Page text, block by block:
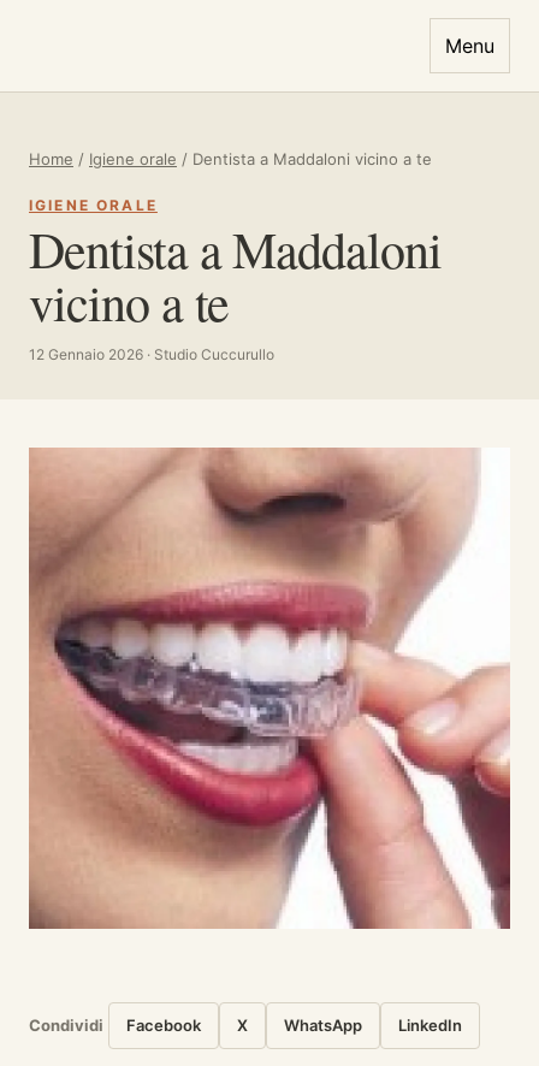
Menu
Home / Igiene orale / Dentista a Maddaloni vicino a te
IGIENE ORALE
Dentista a Maddaloni
vicino a te
12 Gennaio 2026 · Studio Cuccurullo
Condividi Facebook X WhatsApp LinkedIn